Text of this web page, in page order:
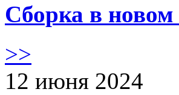
Сборка в
>>
12 июня 2024